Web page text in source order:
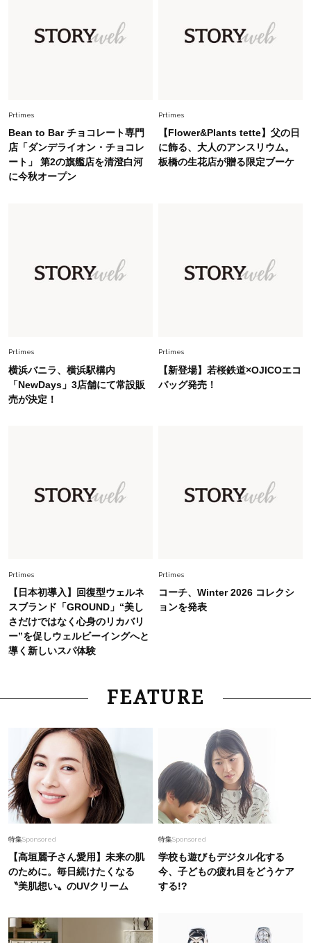
慣！「金運アップ→トイレ、じゃあ底上げ運
は？」
Fashion 2026.6.12
中村ゆりさん「40代になり、やっと“仕事以外の
Fashion
今、40代の「メガネ＆サングラス」のトレンド
選び」！
Fashion
スタイリストが本気で推す！40代がほどよく華
やぐ【甘め黒アイテム】3選
Prtimes
Bean to Bar チョコレート専門
店「ダンデライオン・チョコレ
ート」 第2の旗艦店を清澄白河
に今秋オープン
Prtimes
【Flower&Plants tette】父の日
に飾る、大人のアンスリウム。
板橋の生花店が贈る限定ブーケ
Prtimes
横浜バニラ、横浜駅構内
「NewDays」3店舗にて常設販
売が決定！
Prtimes
【新登場】若桜鉄道×OJICOエコ
バッグ発売！
Prtimes
【日本初導入】回復型ウェルネ
スブランド「GROUND」“美し
さだけではなく心身のリカバリ
ー”を促しウェルビーイングへと
導く新しいスパ体験
Prtimes
コーチ、Winter 2026 コレクシ
ョンを発表
FEATURE
特集Sponsored
【高垣麗子さん愛用】未来の肌
のために。毎日続けたくなる
〝美肌想い〟のUVクリーム
特集Sponsored
学校も遊びもデジタル化する
今、子どもの疲れ目をどうケア
する!?